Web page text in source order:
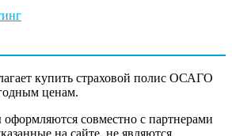
купить страховой полис ОСАГО
ценам.
совместно с партнерами